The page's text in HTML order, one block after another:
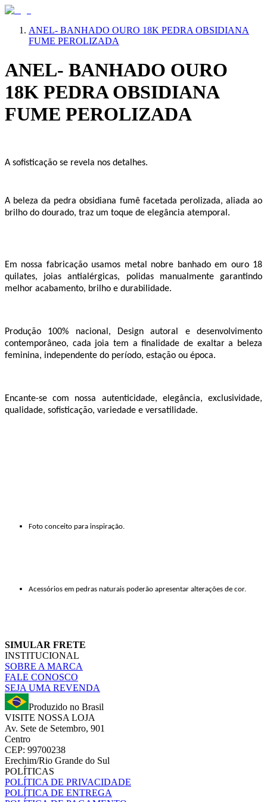
ANEL- BANHADO OURO 18K PEDRA OBSIDIANA
FUME PEROLIZADA
ANEL- BANHADO OURO
18K PEDRA OBSIDIANA
FUME PEROLIZADA
A sofisticação se revela nos detalhes.
A beleza da pedra obsidiana fumê facetada perolizada, aliada ao
brilho do dourado, traz um toque de elegância atemporal.
Em nossa fabricação usamos metal nobre banhado em ouro 18
quilates, joias antialérgicas, polidas manualmente garantindo
melhor acabamento, brilho e durabilidade.
Produção 100% nacional, Design autoral e desenvolvimento
contemporâneo, cada joia tem a finalidade de exaltar a beleza
feminina, independente do período, estação ou época.
Encante-se com nossa autenticidade, elegância, exclusividade,
qualidade, sofisticação, variedade e versatilidade.
Foto conceito para inspiração.
Acessórios em pedras naturais poderão apresentar alterações de cor.
SIMULAR FRETE
INSTITUCIONAL
SOBRE A MARCA
FALE CONOSCO
SEJA UMA REVENDA
Produzido no Brasil
VISITE NOSSA LOJA
Av. Sete de Setembro, 901
Centro
CEP: 99700238
Erechim/Rio Grande do Sul
POLÍTICAS
POLÍTICA DE PRIVACIDADE
POLÍTICA DE ENTREGA